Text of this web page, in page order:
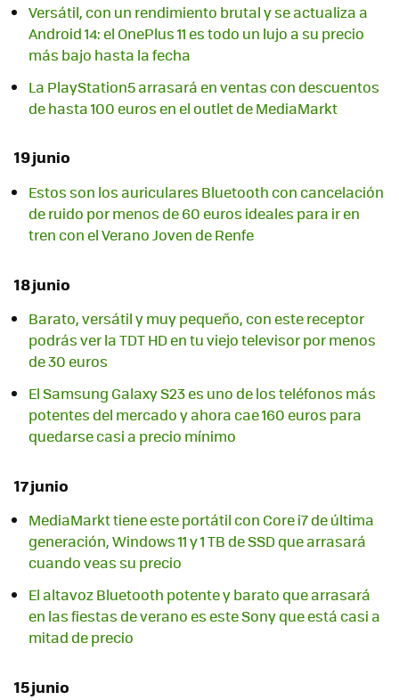
Versátil, con un rendimiento brutal y se actualiza a
Android 14: el OnePlus 11 es todo un lujo a su precio
más bajo hasta la fecha
La PlayStation5 arrasará en ventas con descuentos
de hasta 100 euros en el outlet de MediaMarkt
19 junio
Estos son los auriculares Bluetooth con cancelación
de ruido por menos de 60 euros ideales para ir en
tren con el Verano Joven de Renfe
18 junio
Barato, versátil y muy pequeño, con este receptor
podrás ver la TDT HD en tu viejo televisor por menos
de 30 euros
El Samsung Galaxy S23 es uno de los teléfonos más
potentes del mercado y ahora cae 160 euros para
quedarse casi a precio mínimo
17 junio
MediaMarkt tiene este portátil con Core i7 de última
generación, Windows 11 y 1 TB de SSD que arrasará
cuando veas su precio
El altavoz Bluetooth potente y barato que arrasará
en las fiestas de verano es este Sony que está casi a
mitad de precio
15 junio